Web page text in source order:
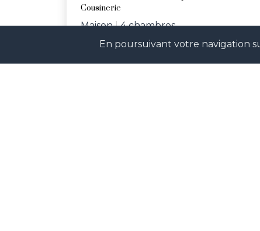
En poursuivant votre navigation
Cousinerie
Maison|4 chambres
Réf. ARUA